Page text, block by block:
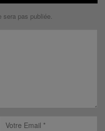
sera pas publiée.